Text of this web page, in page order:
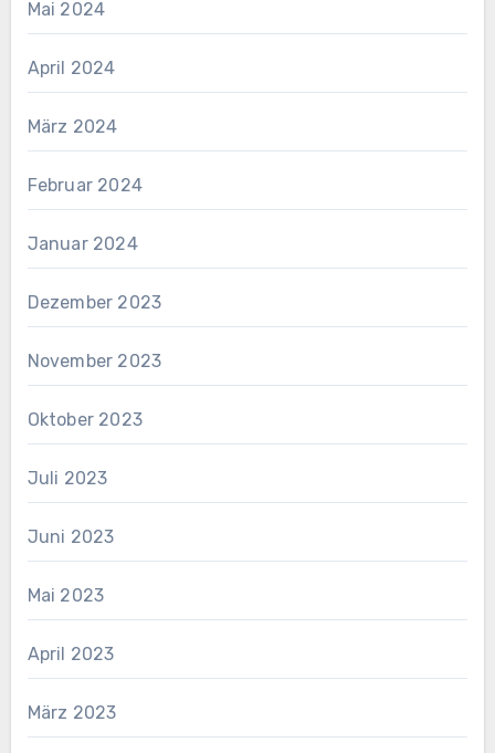
Mai 2024
April 2024
März 2024
Februar 2024
Januar 2024
Dezember 2023
November 2023
Oktober 2023
Juli 2023
Juni 2023
Mai 2023
April 2023
März 2023